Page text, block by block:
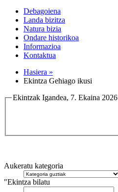
Debagoiena
Landa bizitza
Natura bizia
Ondare historikoa
Informazioa
Kontaktua
Hasiera »
Ekintza Gehiago ikusi
Ekintzak Igandea, 7. Ekaina 2026
Aukeratu kategoria
"Ekintza bilatu